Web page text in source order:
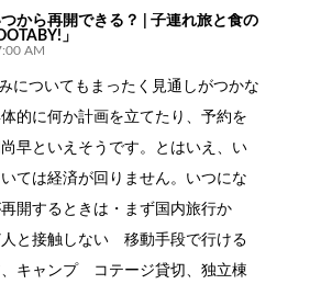
から再開できる？ | 子連れ旅と食の
」
AM
についてもまったく見通しがつかな
的に何か計画を立てたり、予約を
早といえそうです。とはいえ、い
ては経済が回りません。いつにな
開するときは・まず国内旅行か
と接触しない 移動手段で行ける
キャンプ コテージ貸切、独立棟